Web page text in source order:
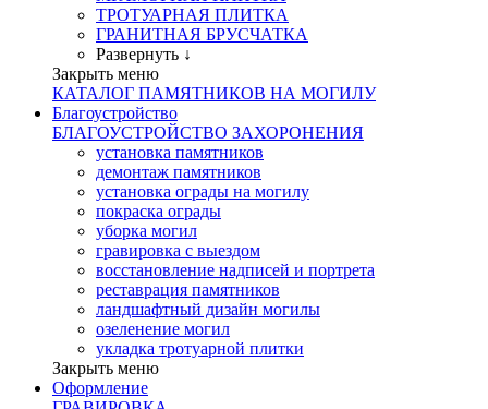
ТРОТУАРНАЯ ПЛИТКА
ГРАНИТНАЯ БРУСЧАТКА
Развернуть ↓
Закрыть меню
КАТАЛОГ ПАМЯТНИКОВ НА МОГИЛУ
Благоустройство
БЛАГОУСТРОЙСТВО ЗАХОРОНЕНИЯ
установка памятников
демонтаж памятников
установка ограды на могилу
покраска ограды
уборка могил
гравировка с выездом
восстановление надписей и портрета
реставрация памятников
ландшафтный дизайн могилы
озеленение могил
укладка тротуарной плитки
Закрыть меню
Оформление